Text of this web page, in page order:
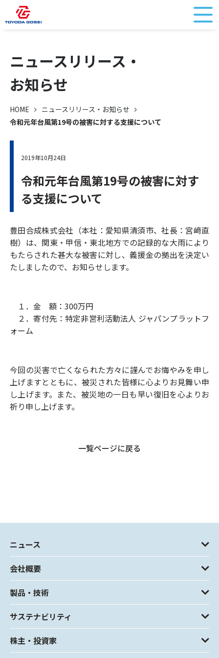
ニュースリリース・
お知らせ
HOME
ニュースリリース・お知らせ
令和元年台風第19号の被害に対する支援について
2019年10月24日
令和元年台風第19号の被害に対す
る支援について
豊田合成株式会社（本社：愛知県清須市、社長：宮﨑直
樹）は、関東・甲信・東北地方での記録的な大雨により
もたらされた甚大な被害に対し、義援金の拠出を決定い
たしましたので、お知らせします。
１．金 額：300万円
２．寄付先：特定非営利活動法人 ジャパンプラットフ
ォーム
今回の災害で亡くなられた方々に謹んでお悔やみを申し
上げますとともに、被災された皆様に心よりお見舞い申
し上げます。また、被災地の一日も早い復旧を心よりお
祈り申し上げます。
一覧ページに戻る
ニュース
会社概要
製品・技術
サステナビリティ
株主・投資家